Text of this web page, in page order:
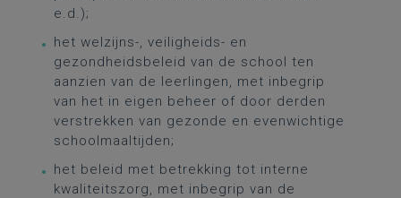
e.d.);
het welzijns-, veiligheids- en
gezondheidsbeleid van de school ten
aanzien van de leerlingen, met inbegrip
van het in eigen beheer of door derden
verstrekken van gezonde en evenwichtige
schoolmaaltijden;
het beleid met betrekking tot interne
kwaliteitszorg, met inbegrip van de